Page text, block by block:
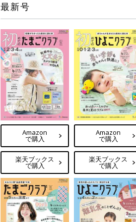
最新号
Amazon
で購入
楽天ブックス
で購入
Amazon
で購入
楽天ブックス
で購入